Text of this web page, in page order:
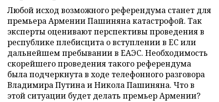
Любой исход возможного референдума станет для
премьера Армении Пашиняна катастрофой. Так
эксперты оценивают перспективы проведения в
республике плебисцита о вступлении в ЕС или
дальнейшем пребывании в ЕАЭС. Необходимость
скорейшего проведения такого референдума
была подчеркнута в ходе телефонного разговора
Владимира Путина и Никола Пашиняна. Что в
этой ситуации будет делать премьер Армении?